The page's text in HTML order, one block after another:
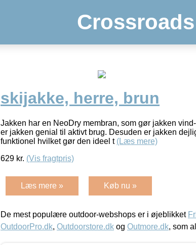
skijakke, herre, brun
Jakken har en NeoDry membran, som gør jakken
er jakken genial til aktivt brug. Desuden er jakken
funktionel hvilket gør den ideel t (Læs mere)
629 kr. (Vis fragtpris)
Læs mere » Køb nu »
De mest populære outdoor-webshops er i øjeblikket
OutdoorPro.dk, Outdoorstore.dk og Outmore.dk, som